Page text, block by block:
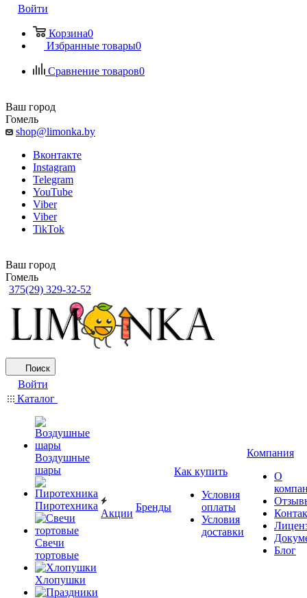
Войти
Корзина0
Избранные товары0
Сравнение товаров0
Ваш город
Гомель
shop@limonka.by
Вконтакте
Instagram
Telegram
YouTube
Viber
Viber
TikTok
Ваш город
Гомель
375(29) 329-32-52
Поиск
Войти
Каталог
Воздушные
шары
Пиротехника
Свечи
тортовые
Хлопушки
Акции
Бренды
Как купить
Условия
оплаты
Условия
доставки
Компания
О
Блог